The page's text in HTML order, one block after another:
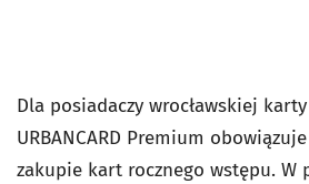
Dla posiadaczy wrocławskiej
URBANCARD Premium obowiązuje
zakupie kart rocznego wstępu. W